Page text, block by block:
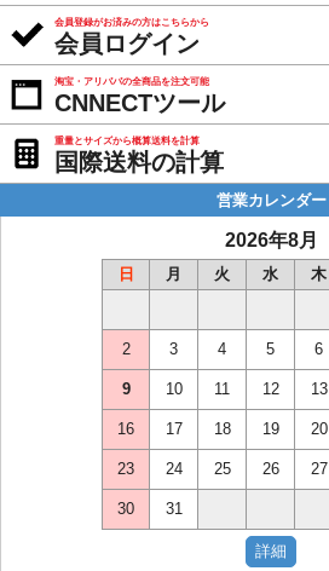
会員登録がお済みの方はこちらから
会員ログイン
淘宝・アリババの全商品を注文可能
CNNECTツール
重量とサイズから概算送料を計算
国際送料の計算
営業カレンダー
2026年8月
日 月 火 水 木
2 3 4 5 6
9 10 11 12 13
16 17 18 19 20
23 24 25 26 27
30 31